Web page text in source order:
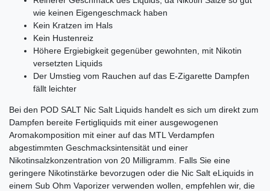
wie keinen Eigengeschmack haben
Kein Kratzen im Hals
Kein Hustenreiz
Höhere Ergiebigkeit gegenüber gewohnten, mit Nikotin
versetzten Liquids
Der Umstieg vom Rauchen auf das E-Zigarette Dampfen
fällt leichter
Bei den POD SALT Nic Salt Liquids handelt es sich um direkt zum
Dampfen bereite Fertigliquids mit einer ausgewogenen
Aromakomposition mit einer auf das MTL Verdampfen
abgestimmten Geschmacksintensität und einer
Nikotinsalzkonzentration von 20 Milligramm. Falls Sie eine
geringere Nikotinstärke bevorzugen oder die Nic Salt eLiquids in
einem Sub Ohm Vaporizer verwenden wollen, empfehlen wir, die